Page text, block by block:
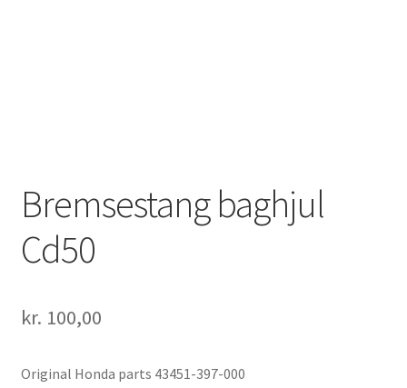
Bremsestang baghjul
Cd50
kr. 100,00
Original Honda parts 43451-397-000